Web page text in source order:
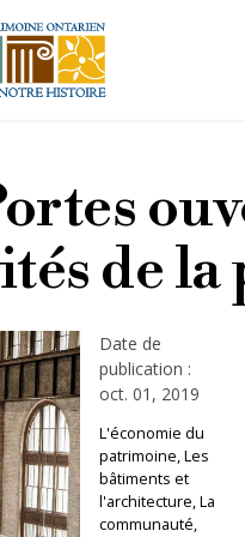
de la
Date de
publication :
oct. 01, 2019
L'économie du
patrimoine, Les
bâtiments et
l'architecture, La
communauté,